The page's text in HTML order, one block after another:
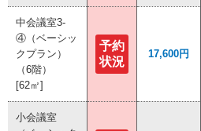
中会議室3-
④（ベーシッ
クプラン）
（6階）
[62㎡]
予約
状況
17,600円
小会議室
中会議室3-
④（ベーシッ
クプラン）
（6階）
[62㎡]
予約
状況
17,600円
小会議室